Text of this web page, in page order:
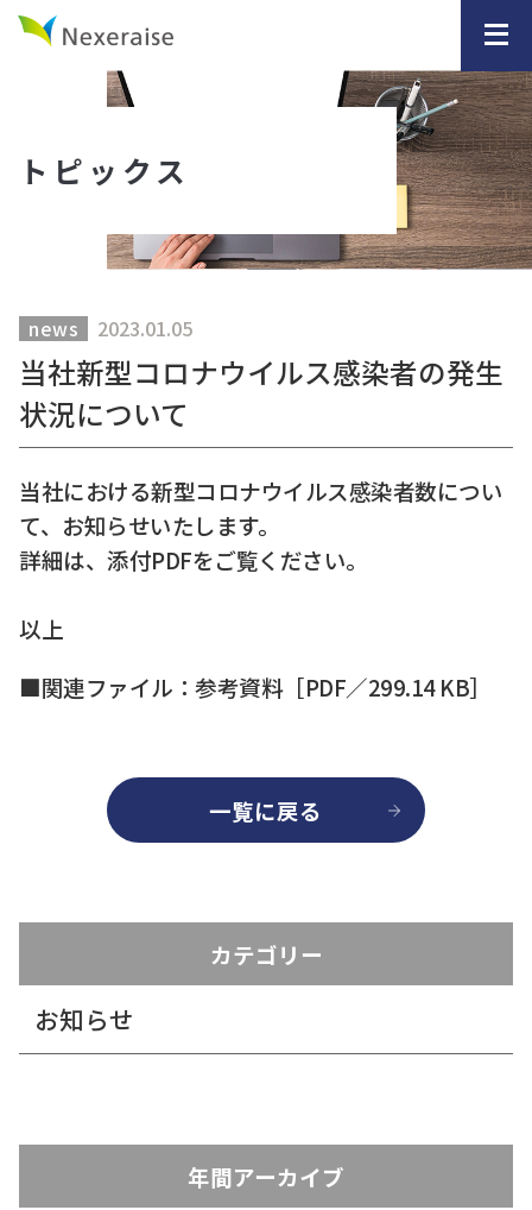
トピックス
news 2023.01.05
当社新型コロナウイルス感染者の発生
状況について
当社における新型コロナウイルス感染者数につい
て、お知らせいたします。
詳細は、添付PDFをご覧ください。
以上
■関連ファイル：参考資料［PDF／299.14 KB］
一覧に戻る
カテゴリー
お知らせ
年間アーカイブ